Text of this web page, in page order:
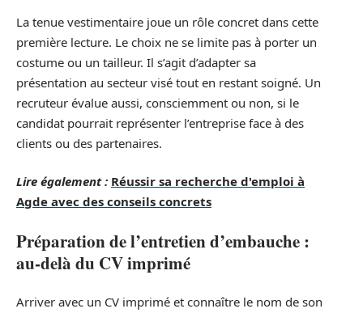
La tenue vestimentaire joue un rôle concret dans cette
première lecture. Le choix ne se limite pas à porter un
costume ou un tailleur. Il s’agit d’adapter sa
présentation au secteur visé tout en restant soigné. Un
recruteur évalue aussi, consciemment ou non, si le
candidat pourrait représenter l’entreprise face à des
clients ou des partenaires.
Lire également : Réussir sa recherche d'emploi à
Agde avec des conseils concrets
Préparation de l’entretien d’embauche :
au-delà du CV imprimé
Arriver avec un CV imprimé et connaître le nom de son